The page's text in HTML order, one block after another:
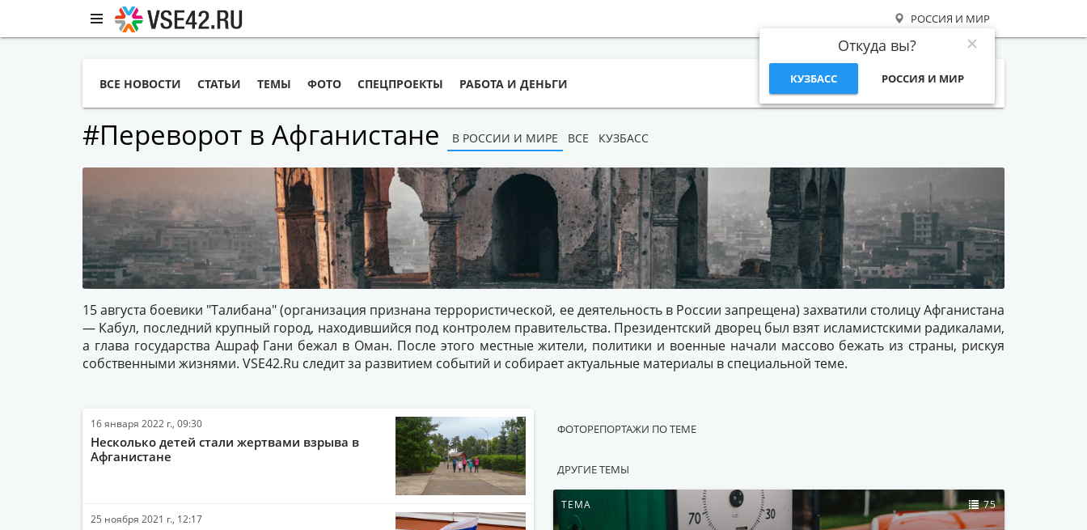
РОССИЯ И МИР
Откуда вы?
КУЗБАСС РОССИЯ И МИР
ВСЕ НОВОСТИ СТАТЬИ ТЕМЫ ФОТО СПЕЦПРОЕКТЫ РАБОТА И ДЕНЬГИ Поиск
#Переворот в Афганистане В РОССИИ И МИРЕ ВСЕ КУЗБАСС
15 августа боевики "Талибана" (организация признана террористической, ее деятельность в России запрещена) захватили столицу Афганистана
— Кабул, последний крупный город, находившийся под контролем правительства. Президентский дворец был взят исламистскими радикалами,
а глава государства Ашраф Гани бежал в Оман. После этого местные жители, политики и военные начали массово бежать из страны, рискуя
собственными жизнями. VSE42.Ru следит за развитием событий и собирает актуальные материалы в специальной теме.
16 января 2022 г., 09:30
Несколько детей стали жертвами взрыва в
Афганистане
25 ноября 2021 г., 12:17
ФОТОРЕПОРТАЖИ ПО ТЕМЕ
ДРУГИЕ ТЕМЫ
ТЕМА 75